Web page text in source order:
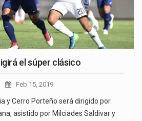
el súper clásico
Feb 15, 2019
y Cerro Porteño será dirigido por
asistido por Milciades Saldivar y